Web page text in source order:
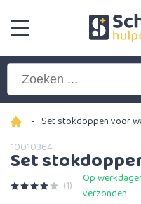
- Set stokdoppen voor
10010364
Set
(1)
Op
verzonden